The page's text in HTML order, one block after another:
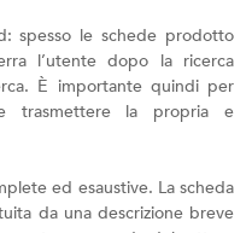
spesso le schede prodotto
l’utente dopo la ricerca
È importante quindi per
e trasmettere la propria e
ed esaustive. La scheda
da una descrizione breve